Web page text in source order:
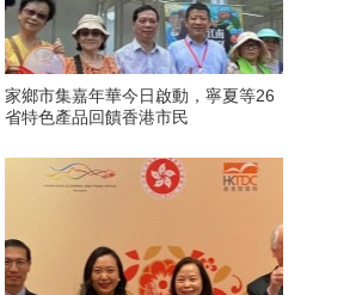
家鄉市集嘉年華今日啟動，寧夏等26
省特色產品回饋香港市民